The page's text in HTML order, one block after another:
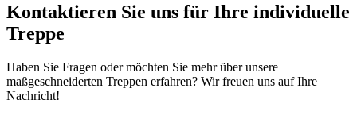
Kontaktieren Sie uns für Ihre individuelle
Treppe
Haben Sie Fragen oder möchten Sie mehr über unsere
maßgeschneiderten Treppen erfahren? Wir freuen uns auf Ihre
Nachricht!